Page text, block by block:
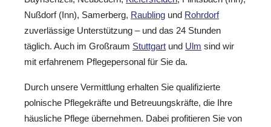
Nußdorf (Inn), Samerberg, Raubling und Rohrdorf
zuverlässige Unterstützung – und das 24 Stunden
täglich. Auch im Großraum Stuttgart und Ulm sind wir
mit erfahrenem Pflegepersonal für Sie da.
Durch unsere Vermittlung erhalten Sie qualifizierte
polnische Pflegekräfte und Betreuungskräfte, die Ihre
häusliche Pflege übernehmen. Dabei profitieren Sie von